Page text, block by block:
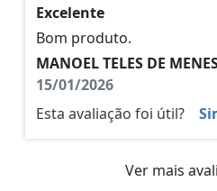
Excelente
Bom produto.
MANOEL TELES DE
15/01/2026
Esta avaliação foi útil?
Ver mais